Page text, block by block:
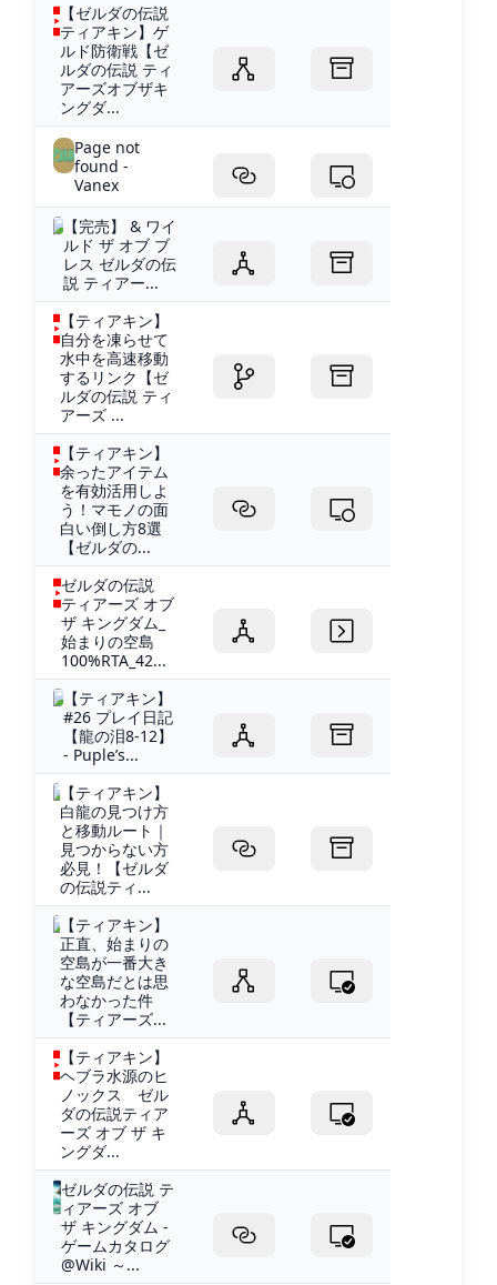
【ゼルダの伝説
ティアキン】ゲ
ルド防衛戦【ゼ
ルダの伝説 ティ
アーズオブザキ
ングダ...
Page not
found -
Vanex
【完売】 & ワイ
ルド ザ オブ ブ
レス ゼルダの伝
説 ティアー...
【ティアキン】
自分を凍らせて
水中を高速移動
するリンク【ゼ
ルダの伝説 ティ
アーズ ...
【ティアキン】
余ったアイテム
を有効活用しよ
う！マモノの面
白い倒し方8選
【ゼルダの...
ゼルダの伝説
ティアーズ オブ
ザ キングダム_
始まりの空島
100%RTA_42...
【ティアキン】
#26 プレイ日記
【龍の泪8-12】
- Puple’s...
【ティアキン】
白龍の見つけ方
と移動ルート｜
見つからない方
必見！【ゼルダ
の伝説ティ...
【ティアキン】
正直、始まりの
空島が一番大き
な空島だとは思
わなかった件
【ティアーズ...
【ティアキン】
ヘブラ水源のヒ
ノックス ゼル
ダの伝説ティア
ーズ オブ ザ キ
ングダ...
ゼルダの伝説 テ
ィアーズ オブ
ザ キングダム -
ゲームカタログ
@Wiki ～...